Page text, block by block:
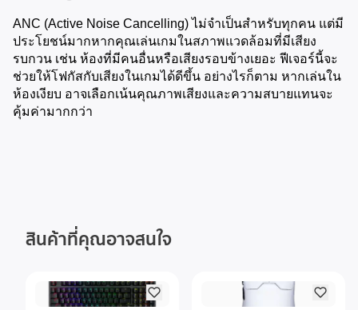
ANC (Active Noise Cancelling) ไม่จำเป็นสำหรับทุกคน แต่มี
ประโยชน์มากหากคุณเล่นเกมในสภาพแวดล้อมที่มีเสียง
รบกวน เช่น ห้องที่มีคนอื่นหรือเสียงรอบข้างเยอะ ฟีเจอร์นี้จะ
ช่วยให้โฟกัสกับเสียงในเกมได้ดีขึ้น อย่างไรก็ตาม หากเล่นใน
ห้องเงียบ อาจเลือกเน้นคุณภาพเสียงและความสบายแทนจะ
คุ้มค่ามากกว่า
สินค้าที่คุณอาจสนใจ